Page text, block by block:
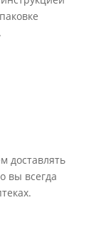
доставлять
вы всегда